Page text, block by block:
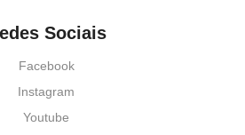
Sociais
Facebook
Instagram
Youtube